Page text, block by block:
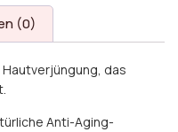
(0)
das
Anti-Aging-